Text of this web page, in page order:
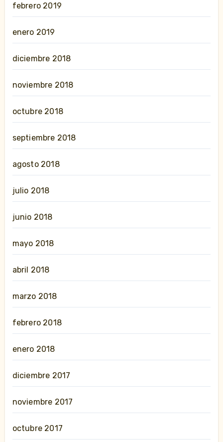
febrero 2019
enero 2019
diciembre 2018
noviembre 2018
octubre 2018
septiembre 2018
agosto 2018
julio 2018
junio 2018
mayo 2018
abril 2018
marzo 2018
febrero 2018
enero 2018
diciembre 2017
noviembre 2017
octubre 2017